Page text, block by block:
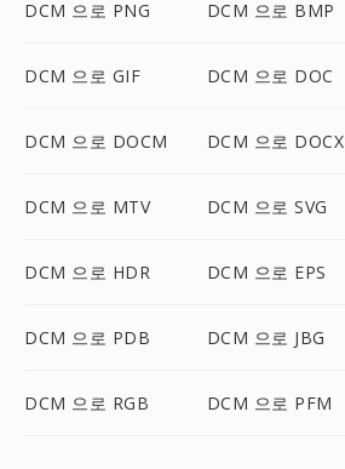
DCM 으로 PNG DCM 으로 BMP
DCM 으로 GIF DCM 으로 DOC
DCM 으로 DOCM DCM 으로 DOCX
DCM 으로 MTV DCM 으로 SVG
DCM 으로 HDR DCM 으로 EPS
DCM 으로 PDB DCM 으로 JBG
DCM 으로 RGB DCM 으로 PFM